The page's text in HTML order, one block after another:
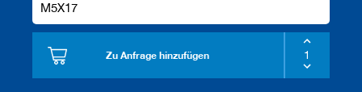
M5X17
Zu Anfrage hinzufügen